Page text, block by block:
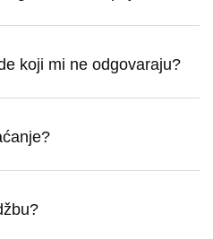
koji mi ne odgovaraju?